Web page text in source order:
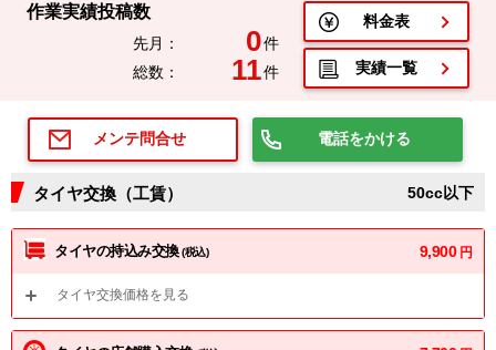
作業実績投稿数
先月： 0件
総数：
11件
料金表
実績一覧
メンテ問合せ 電話をかける
タイヤ交換（工賃） 50cc以下
タイヤの持込み交換(税込) 9,900 円
タイヤ交換価格を見る